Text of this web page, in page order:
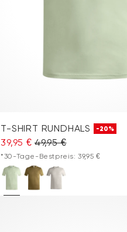
T-SHIRT RUNDHALS -20%
39,95 € 49,95 €
*30-Tage-Bestpreis: 39,95 €